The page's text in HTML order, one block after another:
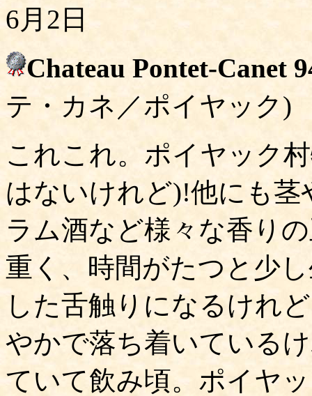
6月2日
Chateau Pontet-Canet
テ・カネ／ポイヤック)
これこれ。ポイヤック
はないけれど)!他にも茎
ラム酒など様々な香り
重く、時間がたつと少
した舌触りになるけれ
やかで落ち着いている
ていて飲み頃。ポイヤ